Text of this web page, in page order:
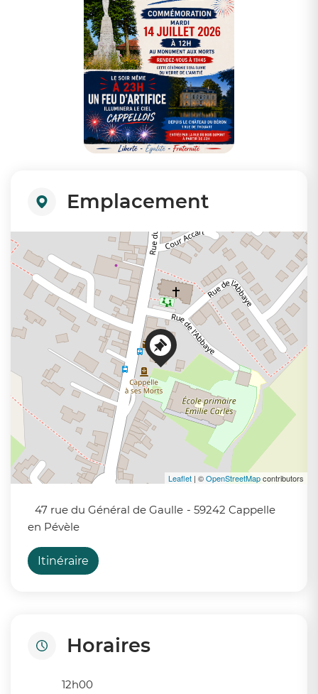
Emplacement
+
−
Leaflet | ©OpenStreetMapcontributors
47 rue du Général de Gaulle - 59242 Cappelle
en Pévèle
Itinéraire
Horaires
12h00